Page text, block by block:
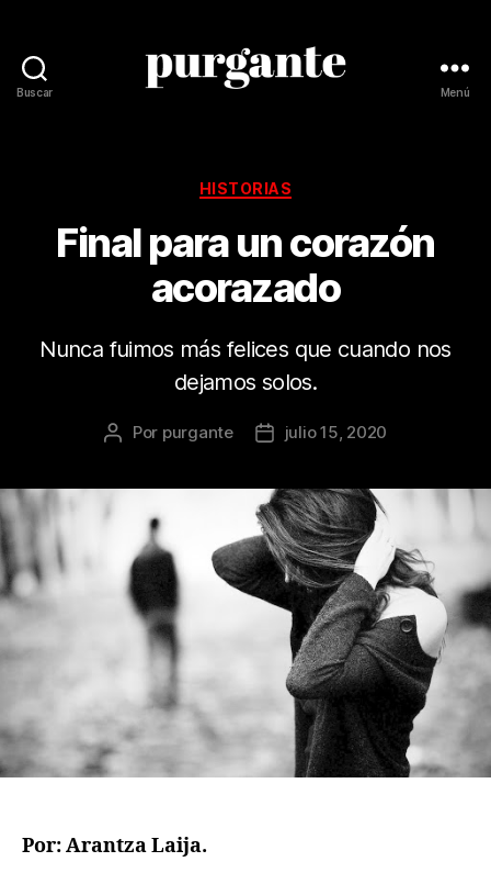
Buscar Menú
Categorías
HISTORIAS
Final para un corazón
acorazado
Nunca fuimos más felices que cuando nos
dejamos solos.
Autor
Por purgante
Fecha
publicación
julio 15, 2020
Por: Arantza Laija.